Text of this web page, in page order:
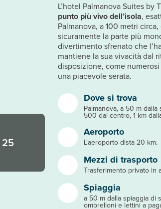
25
Dove si trova
Palmanova, a 50 m
500 dal centro, 1 km
Aeroporto
L'aeroporto dista 20 km.
Mezzi di trasporto
Trasferimento privato in
Spiaggia
a 50 m dalla spiaggia di
ombrelloni e lettini a
L’hotel Palmanova Suites
punto più vivo dell’isola,
Palmanova, a 100 metri
sicuramente la parte più
divertimento sfrenato che
mantiene la sua vivacità dal
disposizione, come
una piacevole serata.